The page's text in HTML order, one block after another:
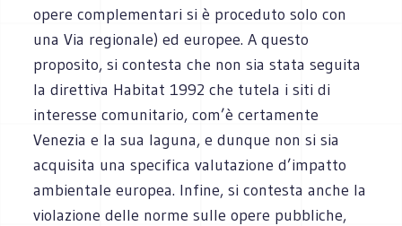
opere complementari si è proceduto solo con
una Via regionale) ed europee. A questo
proposito, si contesta che non sia stata seguita
la direttiva Habitat 1992 che tutela i siti di
interesse comunitario, com’è certamente
Venezia e la sua laguna, e dunque non si sia
acquisita una specifica valutazione d’impatto
ambientale europea. Infine, si contesta anche la
violazione delle norme sulle opere pubbliche,